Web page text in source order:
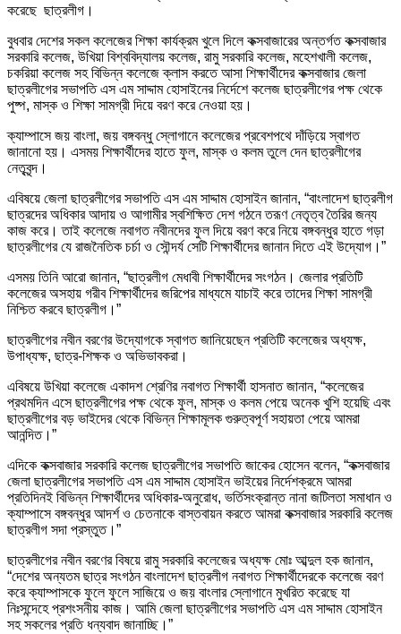
করেছে ছাত্রলীগ।
বুধবার দেশের সকল কলেজের শিক্ষা কার্যক্রম খুলে দিলে কক্সবাজারের অন্তর্গত কক্সবাজার
সরকারি কলেজ, উখিয়া বিশ্ববিদ্যালয় কলেজ, রামু সরকারি কলেজ, মহেশখালী কলেজ,
চকরিয়া কলেজ সহ বিভিন্ন কলেজে ক্লাস করতে আসা শিক্ষার্থীদের কক্সবাজার জেলা
ছাত্রলীগের সভাপতি এস এম সাদ্দাম হোসাইনের নির্দেশে কলেজ ছাত্রলীগের পক্ষ থেকে
পুষ্প, মাস্ক ও শিক্ষা সামগ্রী দিয়ে বরণ করে নেওয়া হয়।
ক্যাম্পাসে জয় বাংলা, জয় বঙ্গবন্ধু স্লোগানে কলেজের প্রবেশপথে দাঁড়িয়ে স্বাগত
জানানো হয়। এসময় শিক্ষার্থীদের হাতে ফুল, মাস্ক ও কলম তুলে দেন ছাত্রলীগের
নেতৃবৃন্দ।
এবিষয়ে জেলা ছাত্রলীগের সভাপতি এস এম সাদ্দাম হোসাইন জানান, “বাংলাদেশ ছাত্রলীগ
ছাত্রদের অধিকার আদায় ও আগামীর স্বশিক্ষিত দেশ গঠনে তরূণ নেতৃত্ব তৈরির জন্য
কাজ করে। তাই কলেজে নবাগত নবীনদের ফুল দিয়ে বরণ করে নিয়ে বঙ্গবন্ধুর হাতে গড়া
ছাত্রলীগের যে রাজনৈতিক চর্চা ও সৌন্দর্য সেটি শিক্ষার্থীদের জানান দিতে এই উদ্যোগ।”
এসময় তিনি আরো জানান, “ছাত্রলীগ মেধাবী শিক্ষার্থীদের সংগঠন। জেলার প্রতিটি
কলেজের অসহায় গরীব শিক্ষার্থীদের জরিপের মাধ্যমে যাচাই করে তাদের শিক্ষা সামগ্রী
নিশ্চিত করবে ছাত্রলীগ।”
ছাত্রলীগের নবীন বরণের উদ্যোগকে স্বাগত জানিয়েছেন প্রতিটি কলেজের অধ্যক্ষ,
উপাধ্যক্ষ, ছাত্র-শিক্ষক ও অভিভাবকরা।
এবিষয়ে উখিয়া কলেজে একাদশ শ্রেণির নবাগত শিক্ষার্থী হাসনাত জানান, “কলেজের
প্রথমদিন এসে ছাত্রলীগের পক্ষ থেকে ফুল, মাস্ক ও কলম পেয়ে অনেক খুশি হয়েছি এবং
ছাত্রলীগের বড় ভাইদের থেকে বিভিন্ন শিক্ষামূলক গুরুত্বপূর্ণ সহায়তা পেয়ে আমরা
আনন্দিত।”
এদিকে কক্সবাজার সরকারি কলেজ ছাত্রলীগের সভাপতি জাকের হোসেন বলেন, “কক্সবাজার
জেলা ছাত্রলীগের সভাপতি এস এম সাদ্দাম হোসাইন ভাইয়ের নির্দেশক্রমে আমরা
প্রতিদিনই বিভিন্ন শিক্ষার্থীদের অধিকার-অনুরোধ, ভর্তিসংক্রান্ত নানা জটিলতা সমাধান ও
ক্যাম্পাসে বঙ্গবন্ধুর আদর্শ ও চেতনাকে বাস্তবায়ন করতে আমরা কক্সবাজার সরকারি কলেজ
ছাত্রলীগ সদা প্রস্তুত।”
ছাত্রলীগের নবীন বরণের বিষয়ে রামু সরকারি কলেজের অধ্যক্ষ মোঃ আব্দুল হক জানান,
“দেশের অন্যতম ছাত্র সংগঠন বাংলাদেশ ছাত্রলীগ নবাগত শিক্ষার্থীদেরকে কলেজে বরণ
করে ক্যাম্পাসকে ফুলে ফুলে সাজিয়ে ও জয় বাংলার স্লোগানে মুখরিত করেছে যা
নিঃসন্দেহে প্রশংসনীয় কাজ। আমি জেলা ছাত্রলীগের সভাপতি এস এম সাদ্দাম হোসাইন
সহ সকলের প্রতি ধন্যবাদ জানাচ্ছি।”